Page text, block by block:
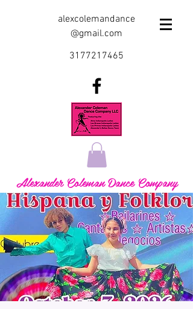
alexcolemandance
@gmail.com
3177217465
Alexander Coleman Dance Company